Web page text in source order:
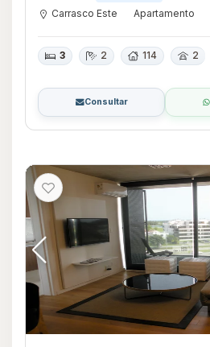
Carrasco Este Apartamento
3 2 114 2
Consultar